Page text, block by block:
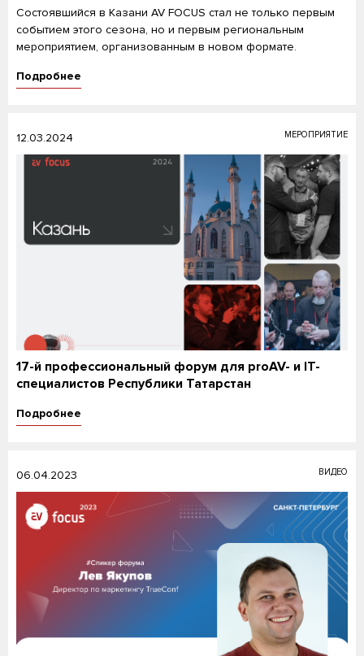
Состоявшийся в Казани AV FOCUS стал не только первым
событием этого сезона, но и первым региональным
мероприятием, организованным в новом формате.
Подробнее
12.03.2024 МЕРОПРИЯТИЕ
17-й профессиональный форум для proAV- и IT-
специалистов Республики Татарстан
Подробнее
06.04.2023 ВИДЕО